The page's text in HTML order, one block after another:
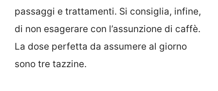
passaggi e trattamenti. Si consiglia, infine,
di non esagerare con l’assunzione di caffè.
La dose perfetta da assumere al giorno
sono tre tazzine.